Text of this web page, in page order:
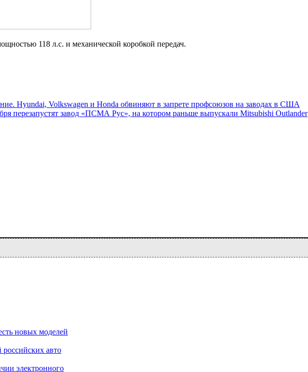
118 л.с. и механической коробкой передач.
Hyundai, Volkswagen и Honda обвиняют в запрете профсоюзов на заводах в США
перезапустят завод «ПСМА Рус», на котором раньше выпускали Mitsubishi Outlander
новых моделей
авто
электронного